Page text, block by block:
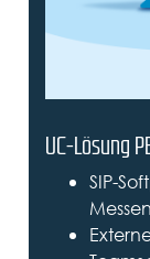
UC-Lösung
SIP-